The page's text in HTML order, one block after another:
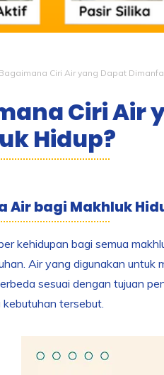
Bagaimana Ciri Air yang Dapat
Ciri Air
Hidup?
Air bagi Makhluk
kehidupan bagi semua
Air yang digunakan untuk
sesuai dengan tujuan
tersebut.